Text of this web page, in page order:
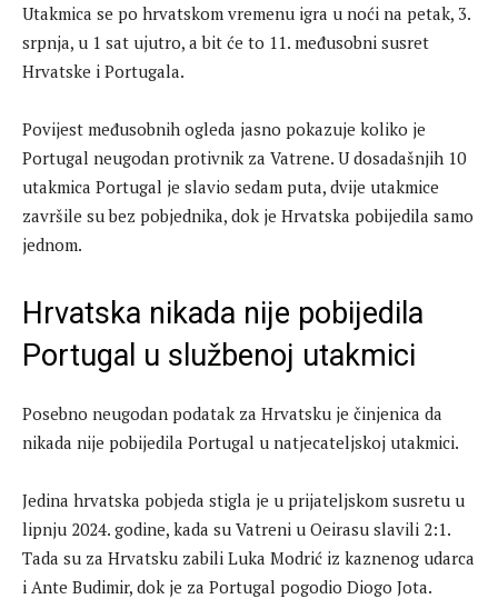
Utakmica se po hrvatskom vremenu igra u noći na petak, 3.
srpnja, u 1 sat ujutro, a bit će to 11. međusobni susret
Hrvatske i Portugala.
Povijest međusobnih ogleda jasno pokazuje koliko je
Portugal neugodan protivnik za Vatrene. U dosadašnjih 10
utakmica Portugal je slavio sedam puta, dvije utakmice
završile su bez pobjednika, dok je Hrvatska pobijedila samo
jednom.
Hrvatska nikada nije pobijedila
Portugal u službenoj utakmici
Posebno neugodan podatak za Hrvatsku je činjenica da
nikada nije pobijedila Portugal u natjecateljskoj utakmici.
Jedina hrvatska pobjeda stigla je u prijateljskom susretu u
lipnju 2024. godine, kada su Vatreni u Oeirasu slavili 2:1.
Tada su za Hrvatsku zabili Luka Modrić iz kaznenog udarca
i Ante Budimir, dok je za Portugal pogodio Diogo Jota.